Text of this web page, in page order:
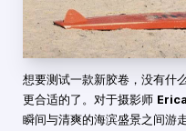
想要测试一款新胶卷，没有什
更合适的了。对于摄影师
瞬间与清爽的海滨盛景之间游